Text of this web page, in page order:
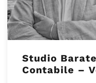
Studio
Contabile –